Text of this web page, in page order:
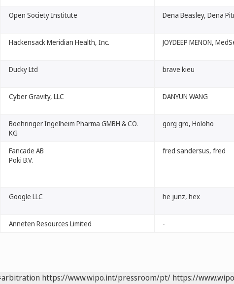
Open Society Institute Dena Beasley, Dena
Hackensack Meridian Health, Inc. JOYDEEP MENON,
Ducky Ltd brave kieu
Cyber Gravity, LLC DANYUN WANG
Boehringer Ingelheim Pharma GMBH & CO.
KG
gorg gro, Holoho
Fancade AB
Poki B.V.
fred sandersus, fred
Google LLC he junz, hex
Anneten Resources Limited -
https://www.wipo.int/pressroom/pt/ https://